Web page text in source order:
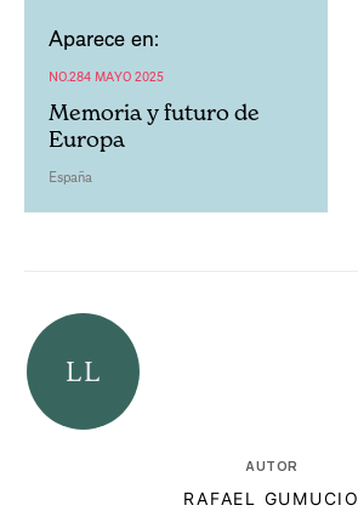
Aparece en:
NO.284 MAYO 2025
Memoria y futuro de
Europa
España
AUTOR
RAFAEL GUMUCIO